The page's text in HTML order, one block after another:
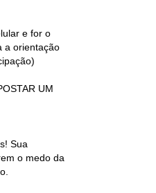
e for o
a orientação
UM
Sua
o medo da